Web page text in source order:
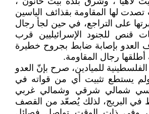
لها المقاومة بقذائف الياسين
على التراجع، في حين لجأ رجال
قنص للجنود الإسرائيليين قرب
العدو بإصابة ضابط بجروح خطيرة
رجال المقاومة.
للميادين، صرح بإنّ العدو
يستطع تثبيت أي من قواته في
شمالي شرقي وشمالي غربي
في البريج، لذلك يُصعّد من القصف